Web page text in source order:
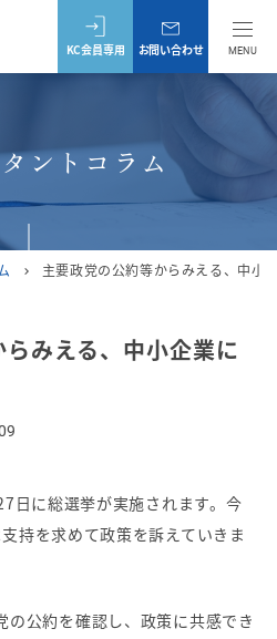
MENU
KC会員専用 お問い合わせ
ントコラム
chevron_right 主要政党の公約等からみえる、中小
みえる、中小企業に
日に総選挙が実施されます。今
持を求めて政策を訴えていきま
の公約を確認し、政策に共感でき